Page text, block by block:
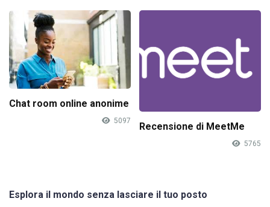
Chat room online anonime
5097
Recensione di MeetMe
5765
Esplora il mondo senza lasciare il tuo posto